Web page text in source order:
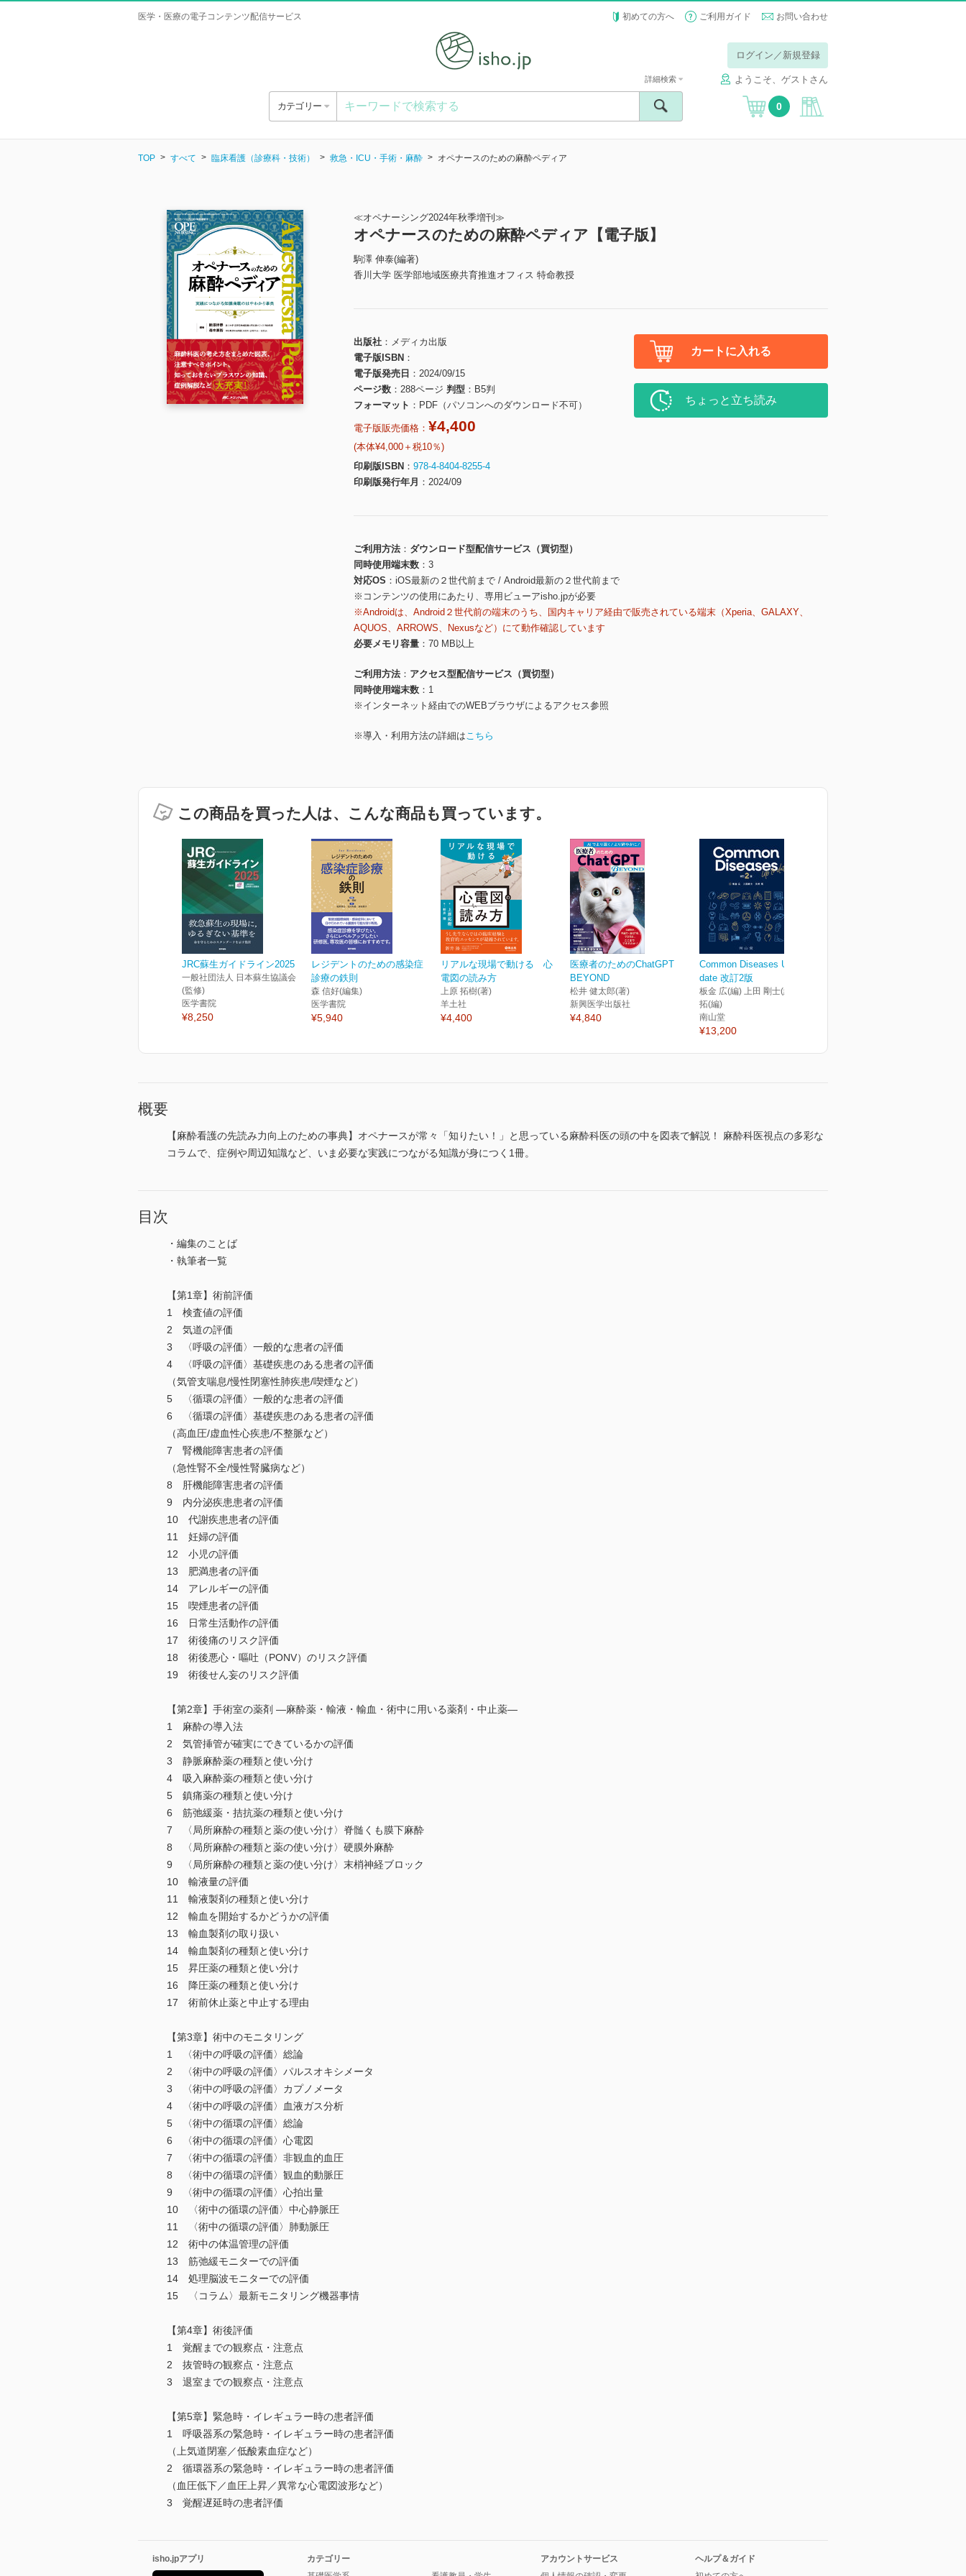
医学・医療の電子コンテンツ配信サービス 初めての方へ ご利用ガイド お問い合わせ
ログイン／新規登録
ようこそ、ゲストさん
カテゴリー
詳細検索
0
TOP すべて 臨床看護（診療科・技術） 救急・ICU・手術・麻酔 オペナースのための麻酔ペディア
≪オペナーシング2024年秋季増刊≫
オペナースのための麻酔ペディア【電子版】
駒澤 伸泰(編著)
香川大学 医学部地域医療共育推進オフィス 特命教授
出版社
メディカ出版
電子版ISBN
電子版発売日
2024/09/15
ページ数
288ページ 判型
B5判
フォーマット
PDF（パソコンへのダウンロード不可）
電子版販売価格： ¥4,400
(本体¥4,000＋税10％)
印刷版ISBN
978-4-8404-8255-4
印刷版発行年月
2024/09
カートに入れる
ちょっと立ち読み
ご利用方法
ダウンロード型配信サービス（買切型）
同時使用端末数
3
対応OS
iOS最新の２世代前まで / Android最新の２世代前まで
※コンテンツの使用にあたり、専用ビューアisho.jpが必要
※Androidは、Android２世代前の端末のうち、国内キャリア経由で販売されている端末（Xperia、GALAXY、
AQUOS、ARROWS、Nexusなど）にて動作確認しています
必要メモリ容量
70 MB以上
ご利用方法
アクセス型配信サービス（買切型）
同時使用端末数
1
※インターネット経由でのWEBブラウザによるアクセス参照
※導入・利用方法の詳細はこちら
この商品を買った人は、こんな商品も買っています。
JRC蘇生ガイドライン2025
一般社団法人 日本蘇生協議会
(監修)
医学書院
¥8,250
レジデントのための感染症
診療の鉄則
森 信好(編集)
医学書院
¥5,940
リアルな現場で動ける 心
電図の読み方
上原 拓樹(著)
羊土社
¥4,400
医療者のためのChatGPT
BEYOND
松井 健太郎(著)
新興医学出版社
¥4,840
Common Diseases Up to
date 改訂2版
板金 広(編) 上田 剛士(編) 矢吹
拓(編)
南山堂
¥13,200
概要
【麻酔看護の先読み力向上のための事典】オペナースが常々「知りたい！」と思っている麻酔科医の頭の中を図表で解説！ 麻酔科医視点の多彩な
コラムで、症例や周辺知識など、いま必要な実践につながる知識が身につく1冊。
目次
・編集のことば
・執筆者一覧
【第1章】術前評価
1 検査値の評価
2 気道の評価
3 〈呼吸の評価〉一般的な患者の評価
4 〈呼吸の評価〉基礎疾患のある患者の評価
（気管支喘息/慢性閉塞性肺疾患/喫煙など）
5 〈循環の評価〉一般的な患者の評価
6 〈循環の評価〉基礎疾患のある患者の評価
（高血圧/虚血性心疾患/不整脈など）
7 腎機能障害患者の評価
（急性腎不全/慢性腎臓病など）
8 肝機能障害患者の評価
9 内分泌疾患患者の評価
10 代謝疾患患者の評価
11 妊婦の評価
12 小児の評価
13 肥満患者の評価
14 アレルギーの評価
15 喫煙患者の評価
16 日常生活動作の評価
17 術後痛のリスク評価
18 術後悪心・嘔吐（PONV）のリスク評価
19 術後せん妄のリスク評価
【第2章】手術室の薬剤 ―麻酔薬・輸液・輸血・術中に用いる薬剤・中止薬―
1 麻酔の導入法
2 気管挿管が確実にできているかの評価
3 静脈麻酔薬の種類と使い分け
4 吸入麻酔薬の種類と使い分け
5 鎮痛薬の種類と使い分け
6 筋弛緩薬・拮抗薬の種類と使い分け
7 〈局所麻酔の種類と薬の使い分け〉脊髄くも膜下麻酔
8 〈局所麻酔の種類と薬の使い分け〉硬膜外麻酔
9 〈局所麻酔の種類と薬の使い分け〉末梢神経ブロック
10 輸液量の評価
11 輸液製剤の種類と使い分け
12 輸血を開始するかどうかの評価
13 輸血製剤の取り扱い
14 輸血製剤の種類と使い分け
15 昇圧薬の種類と使い分け
16 降圧薬の種類と使い分け
17 術前休止薬と中止する理由
【第3章】術中のモニタリング
1 〈術中の呼吸の評価〉総論
2 〈術中の呼吸の評価〉パルスオキシメータ
3 〈術中の呼吸の評価〉カプノメータ
4 〈術中の呼吸の評価〉血液ガス分析
5 〈術中の循環の評価〉総論
6 〈術中の循環の評価〉心電図
7 〈術中の循環の評価〉非観血的血圧
8 〈術中の循環の評価〉観血的動脈圧
9 〈術中の循環の評価〉心拍出量
10 〈術中の循環の評価〉中心静脈圧
11 〈術中の循環の評価〉肺動脈圧
12 術中の体温管理の評価
13 筋弛緩モニターでの評価
14 処理脳波モニターでの評価
15 〈コラム〉最新モニタリング機器事情
【第4章】術後評価
1 覚醒までの観察点・注意点
2 抜管時の観察点・注意点
3 退室までの観察点・注意点
【第5章】緊急時・イレギュラー時の患者評価
1 呼吸器系の緊急時・イレギュラー時の患者評価
（上気道閉塞／低酸素血症など）
2 循環器系の緊急時・イレギュラー時の患者評価
（血圧低下／血圧上昇／異常な心電図波形など）
3 覚醒遅延時の患者評価
isho.jpアプリ
カテゴリー
アカウントサービス
ヘルプ＆ガイド